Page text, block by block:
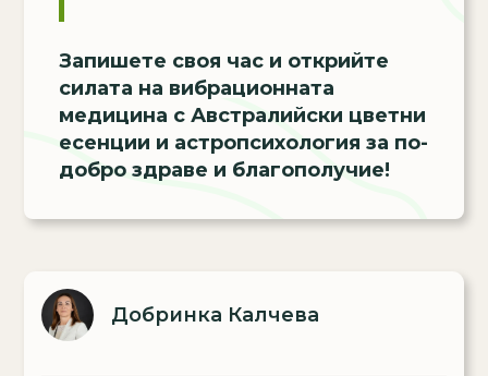
Добринка Калчева
Запишете своя час и открийте
силата на вибрационната
медицина с Австралийски цветни
есенции и астропсихология за по-
добро здраве и благополучие!